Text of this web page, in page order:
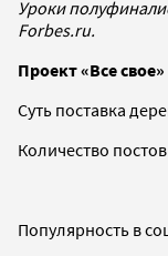
Уроки
Forbes.ru.
Проект «Все свое»
Суть поставка
Количество
Популярность в